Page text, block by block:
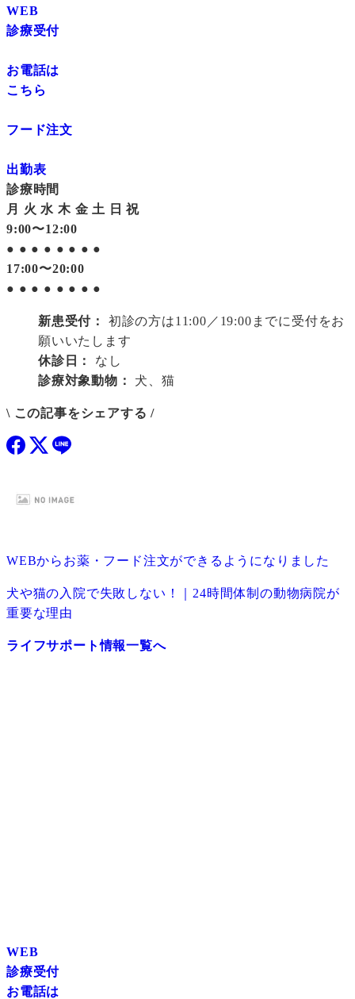
WEB
診療受付
お電話は
こちら
フード注文
出勤表
診療時間
月
火 水 木 金 土 日 祝
9:00〜12:00
● ● ● ● ● ● ● ●
17:00〜20:00
● ● ● ● ● ● ● ●
新患受付：
初診の方は11:00／19:00までに受付をお
願いいたします
休診日：
なし
診療対象動物：
犬、猫
\ この記事をシェアする /
WEBからお薬・フード注文ができるようになりました
犬や猫の入院で失敗しない！｜24時間体制の動物病院が
重要な理由
ライフサポート情報一覧へ
WEB
診療受付
お電話は